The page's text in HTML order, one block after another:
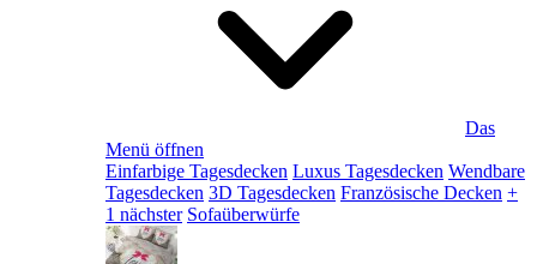
Das
Menü öffnen
Einfarbige Tagesdecken Luxus Tagesdecken Wendbare
Tagesdecken 3D Tagesdecken Französische Decken +
1 nächster Sofaüberwürfe